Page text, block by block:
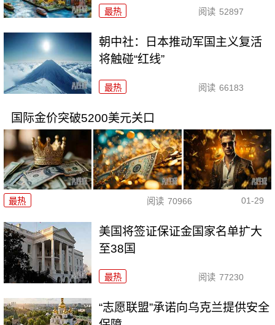
最热 阅读 52897
朝中社：日本推动军国主义复活
将触碰“红线”
最热 阅读 66183
国际金价突破5200美元关口
最热 阅读 70966 01-29
美国将签证保证金国家名单扩大
至38国
最热 阅读 77230
“志愿联盟”承诺向乌克兰提供安全